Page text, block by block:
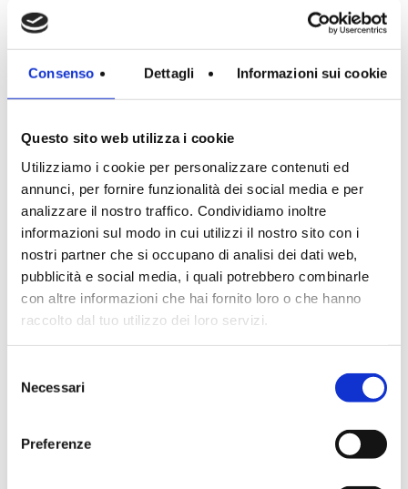
Consenso Dettagli Informazioni sui cookie
Questo sito web utilizza i cookie
Utilizziamo i cookie per personalizzare contenuti ed
annunci, per fornire funzionalità dei social media e per
analizzare il nostro traffico. Condividiamo inoltre
informazioni sul modo in cui utilizzi il nostro sito con i
nostri partner che si occupano di analisi dei dati web,
pubblicità e social media, i quali potrebbero combinarle
con altre informazioni che hai fornito loro o che hanno
raccolto dal tuo utilizzo dei loro servizi.
delNecessari
Preferenze